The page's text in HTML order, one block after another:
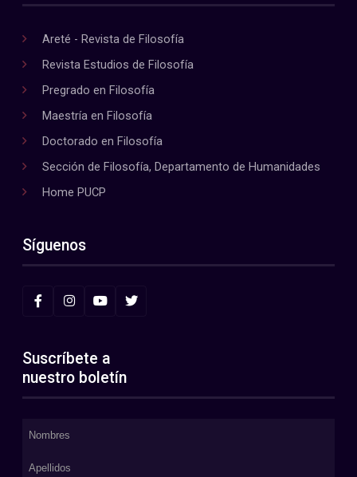
Areté - Revista de Filosofía
Revista Estudios de Filosofía
Pregrado en Filosofía
Maestría en Filosofía
Doctorado en Filosofía
Sección de Filosofía, Departamento de Humanidades
Home PUCP
Síguenos
Suscríbete a
nuestro boletín